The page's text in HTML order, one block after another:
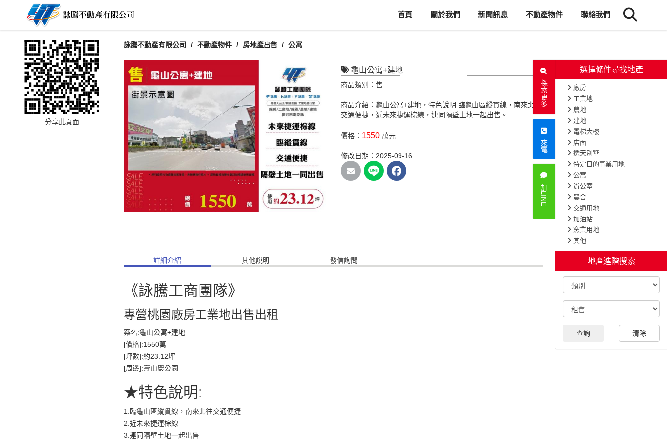
首頁 關於我們 新聞訊息 不動產物件 聯絡我們
選擇條件尋找地產
廠房
工業地
農地
建地
電梯大樓
店面
透天別墅
特定目的事業用地
公寓
辦公室
農舍
交通用地
加油站
窯業用地
其他
地產進階搜索
查詢 清除
探索更多
來電
加LINE
詠騰不動產有限公司 不動產物件 房地產出售 公寓
龜山公寓+建地
商品類別：售
商品介紹：龜山公寓+建地，特色說明:臨龜山區縱貫線，南來北往
交通便捷，近未來捷運棕線，連同隔壁土地一起出售。
價格： 1550 萬元
修改日期：2025-09-16
詳細介紹 其他說明 發信詢問
《詠騰工商團隊》
專營桃園廠房工業地出售出租
案名:龜山公寓+建地
[價格]:1550萬
[坪數]:約23.12坪
[周邊]:壽山巖公園
★特色說明:
1.臨龜山區縱貫線，南來北往交通便捷
2.近未來捷運棕線
3.連同隔壁土地一起出售
分享此頁面